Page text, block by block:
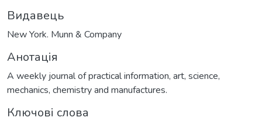
Видавець
New York. Munn & Company
Анотація
A weekly journal of practical information, art, science,
mechanics, chemistry and manufactures.
Ключові слова